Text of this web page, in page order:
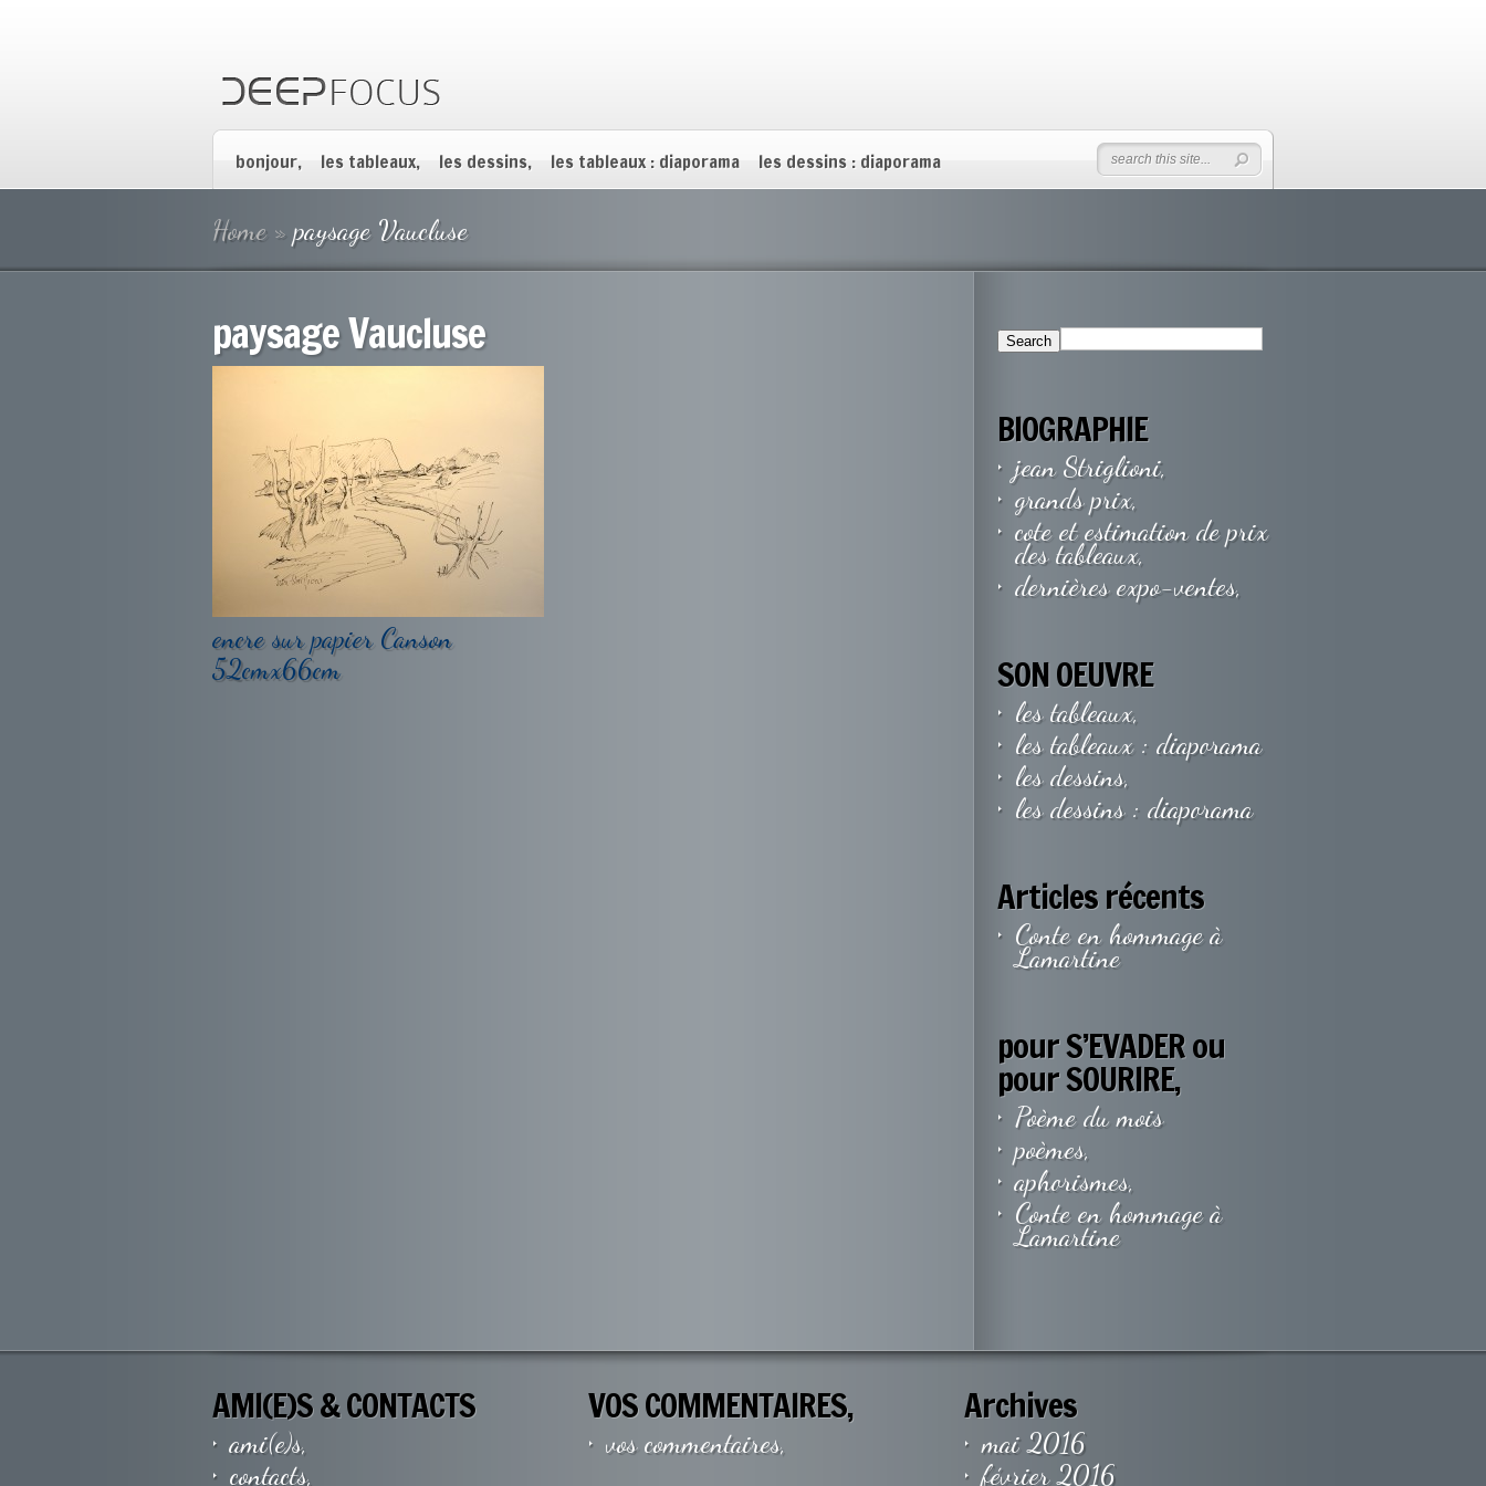
bonjour, les tableaux, les dessins, les tableaux : diaporama les dessins : diaporama
Home » paysage Vaucluse
paysage Vaucluse
encre sur papier Canson
52cmx66cm
BIOGRAPHIE
jean Striglioni,
grands prix,
cote et estimation de prix
des tableaux,
dernières expo-ventes,
SON OEUVRE
les tableaux,
les tableaux : diaporama
les dessins,
les dessins : diaporama
Articles récents
Conte en hommage à
Lamartine
pour S’EVADER ou
pour SOURIRE,
Poème du mois
poèmes,
aphorismes,
Conte en hommage à
Lamartine
AMI(E)S & CONTACTS
ami(e)s,
contacts,
VOS COMMENTAIRES,
vos commentaires,
Archives
mai 2016
février 2016